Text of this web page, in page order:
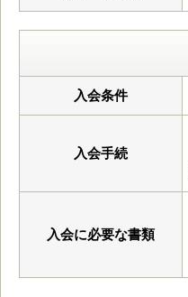
入会条件
入会手続
入会に必要な書類